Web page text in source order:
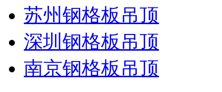
苏州钢格板吊顶
深圳钢格板吊顶
南京钢格板吊顶